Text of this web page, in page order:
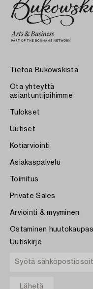
Tietoa Bukowskista
Ota yhteyttä
asiantuntijoihimme
Tulokset
Uutiset
Kotiarviointi
Asiakaspalvelu
Toimitus
Private Sales
Arviointi & myyminen
Ostaminen
Uutiskirje